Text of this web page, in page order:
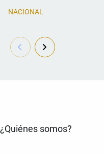
NACIONAL
¿Quiénes somos?